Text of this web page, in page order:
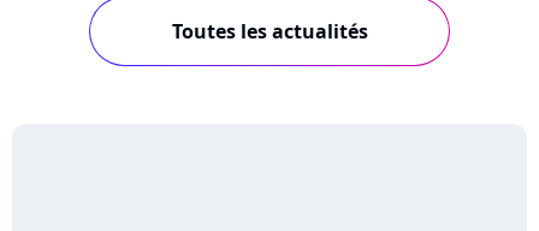
Toutes les actualités